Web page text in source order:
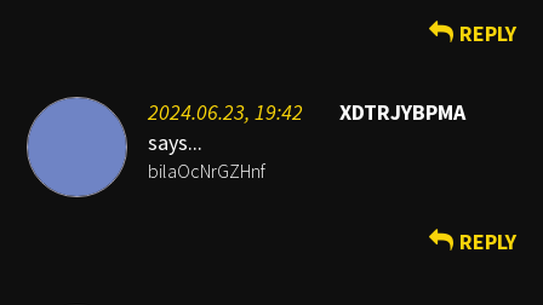
REPLY
2024.06.23, 19:42
XDTRJYBPMA
says...
bilaOcNrGZHnf
REPLY